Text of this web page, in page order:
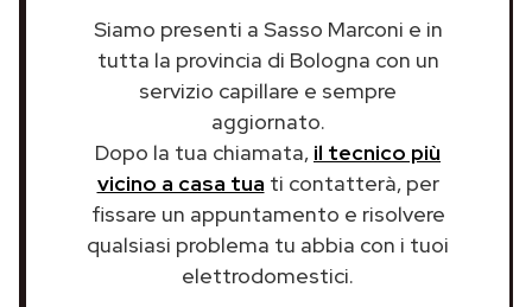
Siamo presenti a Sasso Marconi e in
tutta la provincia di Bologna con un
servizio capillare e sempre
aggiornato.
Dopo la tua chiamata, il tecnico più
vicino a casa tua ti contatterà, per
fissare un appuntamento e risolvere
qualsiasi problema tu abbia con i tuoi
elettrodomestici.